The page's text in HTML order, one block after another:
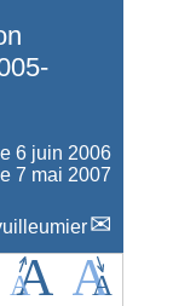
6 juin 2006
7 mai 2007